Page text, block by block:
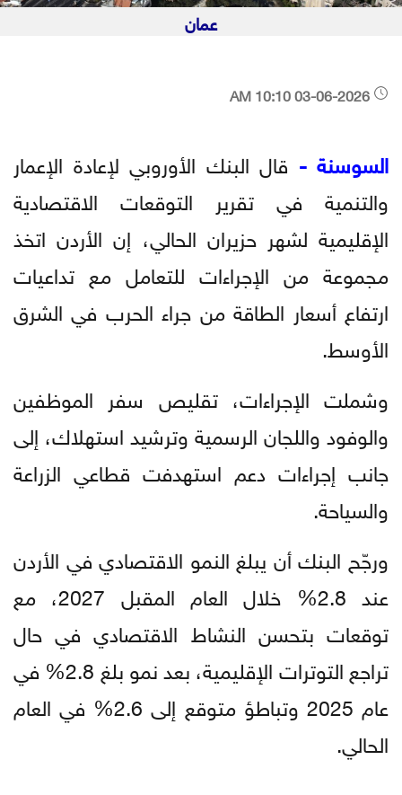
عمان
السوسنة - قال البنك الأوروبي لإعادة الإعمار
والتنمية في تقرير التوقعات الاقتصادية
الإقليمية لشهر حزيران الحالي، إن الأردن اتخذ
مجموعة من الإجراءات للتعامل مع تداعيات
ارتفاع أسعار الطاقة من جراء الحرب في الشرق
الأوسط.
وشملت الإجراءات، تقليص سفر الموظفين
والوفود واللجان الرسمية وترشيد استهلاك، إلى
جانب إجراءات دعم استهدفت قطاعي الزراعة
والسياحة.
ورجّح البنك أن يبلغ النمو الاقتصادي في الأردن
عند 2.8% خلال العام المقبل 2027، مع
توقعات بتحسن النشاط الاقتصادي في حال
تراجع التوترات الإقليمية، بعد نمو بلغ 2.8% في
عام 2025 وتباطؤ متوقع إلى 2.6% في العام
الحالي.